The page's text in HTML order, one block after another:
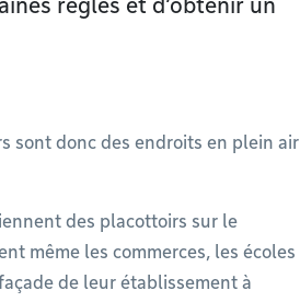
règles et d’obtenir un
sont donc des endroits en plein air
des placottoirs sur le
même les commerces, les écoles
de leur établissement à